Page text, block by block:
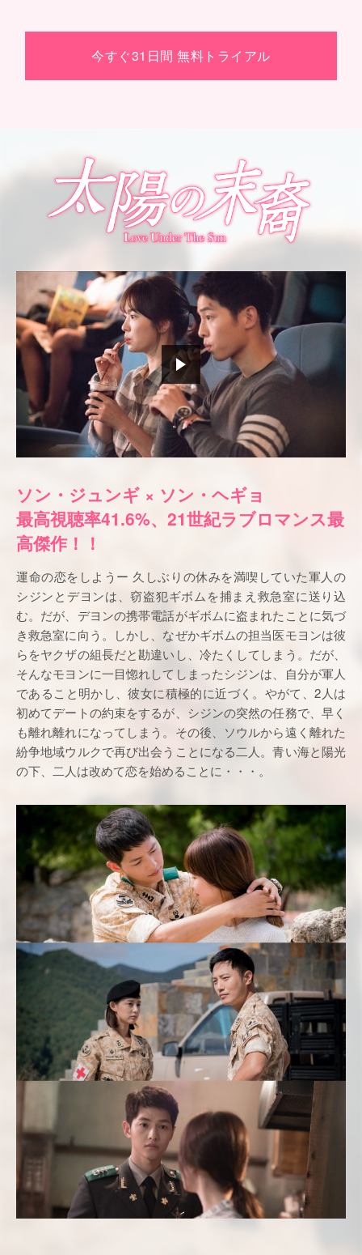
今すぐ31日間 無料トライアル
ソン・ジュンギ × ソン・ヘギョ
最高視聴率41.6%、21世紀ラブロマンス最
高傑作！！
運命の恋をしようー 久しぶりの休みを満喫していた軍人の
シジンとデヨンは、窃盗犯ギボムを捕まえ救急室に送り込
む。だが、デヨンの携帯電話がギボムに盗まれたことに気づ
き救急室に向う。しかし、なぜかギボムの担当医モヨンは彼
らをヤクザの組長だと勘違いし、冷たくしてしまう。だが、
そんなモヨンに一目惚れしてしまったシジンは、自分が軍人
であること明かし、彼女に積極的に近づく。やがて、2人は
初めてデートの約束をするが、シジンの突然の任務で、早く
も離れ離れになってしまう。その後、ソウルから遠く離れた
紛争地域ウルクで再び出会うことになる二人。青い海と陽光
の下、二人は改めて恋を始めることに・・・。